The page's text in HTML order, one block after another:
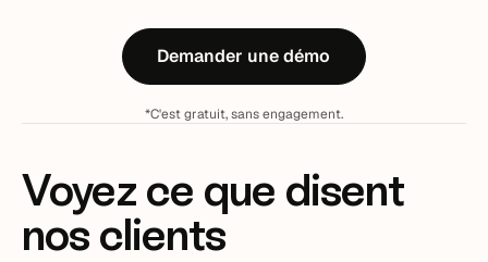
Demander une démo
*C'est gratuit, sans engagement.
Voyez ce que disent
nos clients